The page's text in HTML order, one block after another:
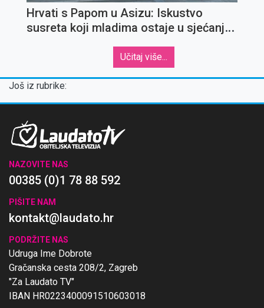
Hrvati s Papom u Asizu: Iskustvo
susreta koji mladima ostaje u sjećanju
Učitaj više...
Još iz rubrike:
NAZOVITE NAS
00385 (0)1 78 88 592
PIŠITE NAM
kontakt@laudato.hr
PODRŽITE NAS
Udruga Ime Dobrote
Gračanska cesta 208/2, Zagreb
"Za Laudato TV"
IBAN HR0223400091510603018